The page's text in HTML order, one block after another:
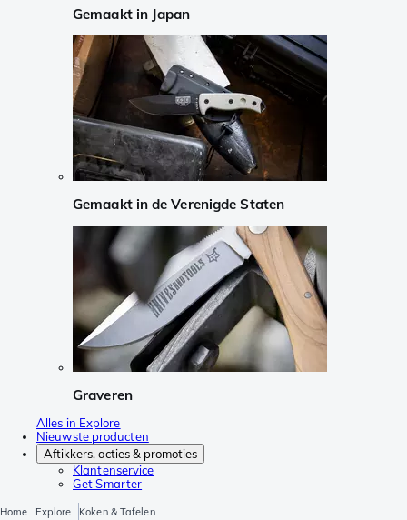
Gemaakt in Japan
Gemaakt in de Verenigde Staten
Graveren
Alles in Explore
Nieuwste producten
Aftikkers, acties & promoties
Klantenservice
Get Smarter
Home Explore Koken & Tafelen